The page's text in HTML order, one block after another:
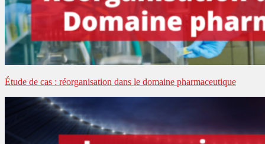
Étude de cas : réorganisation dans le domaine pharmaceutique